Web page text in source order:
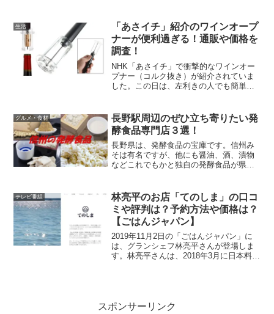
えもするので大人気ですね。今回の宮地
嶽神社（福岡県）の花...
生活
「あさイチ」紹介のワインオープ
ナーが便利過ぎる！通販や価格を
調査！
NHK「あさイチ」で衝撃的なワインオー
プナー（コルク抜き）が紹介されていま
した。この日は、左利きの人でも簡単に
便利そうに見えたので思わず買いたくな
りました。どんなワインオ...
グルメ・食材
長野駅周辺のぜひ立ち寄りたい発
酵食品専門店３選！
長野県は、発酵食品の宝庫です。信州み
そは有名ですが、他にも醤油、酒、漬物
などこれでもかと独自の発酵食品が県内
品専門店を３つ紹介していきます。早速
いってみましょう！
テレビ番組
林亮平のお店「てのしま」の口コ
ミや評判は？予約方法や価格は？
【ごはんジャパン】
2019年11月2日の「ごはんジャパン」に
は、グランシェフ林亮平さんが登場しま
す。林亮平さんは、2018年3月に日本料理
スポンサーリンク